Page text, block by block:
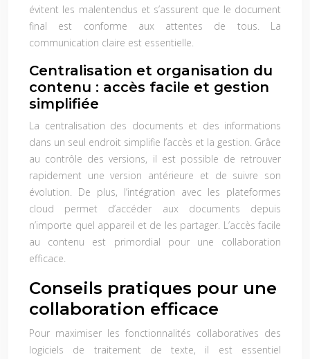
évitent les malentendus et s’assurent que le document
final est conforme aux attentes de tous. La
communication claire est essentielle.
Centralisation et organisation du
contenu : accès facile et gestion
simplifiée
La centralisation des documents et des informations
dans un seul endroit simplifie l’accès et la gestion. Grâce
au contrôle des versions, il est possible de retrouver
rapidement une version antérieure et de suivre son
évolution. De plus, l’intégration avec les plateformes
cloud permet d’accéder aux documents depuis
n’importe quel appareil et de les partager. L’accès facile
au contenu est primordial pour une collaboration
efficace.
Conseils pratiques pour une
collaboration efficace
Pour maximiser les fonctionnalités collaboratives des
logiciels de traitement de texte, il est essentiel